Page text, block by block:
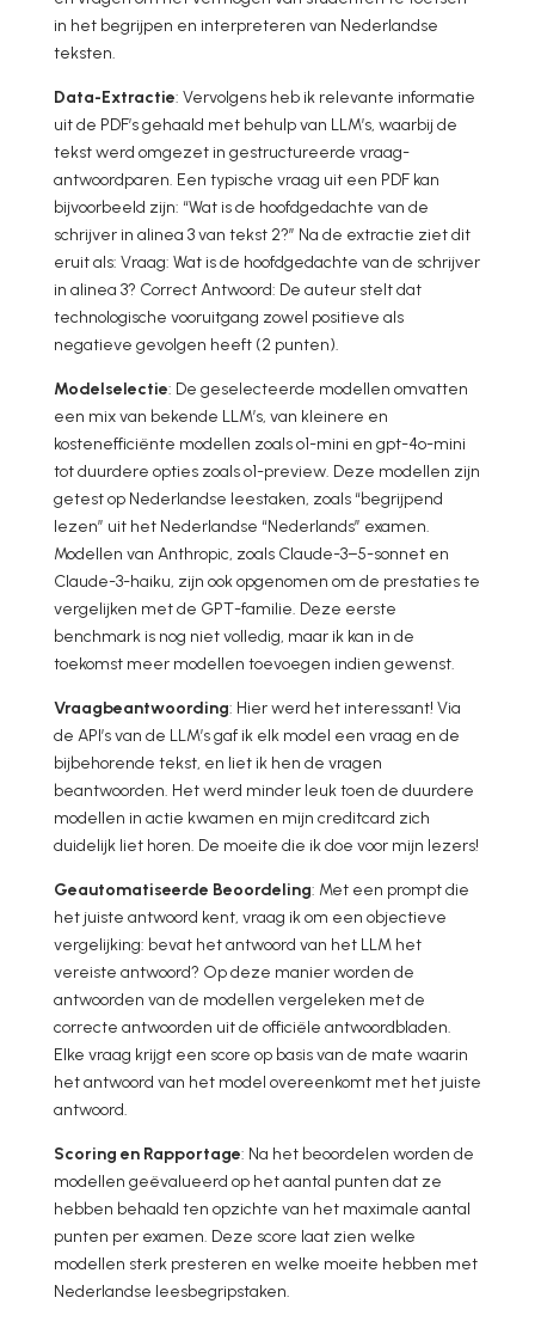
in het begrijpen en interpreteren van Nederlandse
teksten.
Data-Extractie: Vervolgens heb ik relevante informatie
uit de PDF’s gehaald met behulp van LLM’s, waarbij de
tekst werd omgezet in gestructureerde vraag-
antwoordparen. Een typische vraag uit een PDF kan
bijvoorbeeld zijn: “Wat is de hoofdgedachte van de
schrijver in alinea 3 van tekst 2?” Na de extractie ziet dit
eruit als: Vraag: Wat is de hoofdgedachte van de schrijver
in alinea 3? Correct Antwoord: De auteur stelt dat
technologische vooruitgang zowel positieve als
negatieve gevolgen heeft (2 punten).
Modelselectie: De geselecteerde modellen omvatten
een mix van bekende LLM’s, van kleinere en
kostenefficiënte modellen zoals o1-mini en gpt-4o-mini
tot duurdere opties zoals o1-preview. Deze modellen zijn
getest op Nederlandse leestaken, zoals “begrijpend
lezen” uit het Nederlandse “Nederlands” examen.
Modellen van Anthropic, zoals Claude-3–5-sonnet en
Claude-3-haiku, zijn ook opgenomen om de prestaties te
vergelijken met de GPT-familie. Deze eerste
benchmark is nog niet volledig, maar ik kan in de
toekomst meer modellen toevoegen indien gewenst.
Vraagbeantwoording: Hier werd het interessant! Via
de API’s van de LLM’s gaf ik elk model een vraag en de
bijbehorende tekst, en liet ik hen de vragen
beantwoorden. Het werd minder leuk toen de duurdere
modellen in actie kwamen en mijn creditcard zich
duidelijk liet horen. De moeite die ik doe voor mijn lezers!
Geautomatiseerde Beoordeling: Met een prompt die
het juiste antwoord kent, vraag ik om een objectieve
vergelijking: bevat het antwoord van het LLM het
vereiste antwoord? Op deze manier worden de
antwoorden van de modellen vergeleken met de
correcte antwoorden uit de officiële antwoordbladen.
Elke vraag krijgt een score op basis van de mate waarin
het antwoord van het model overeenkomt met het juiste
antwoord.
Scoring en Rapportage: Na het beoordelen worden de
modellen geëvalueerd op het aantal punten dat ze
hebben behaald ten opzichte van het maximale aantal
punten per examen. Deze score laat zien welke
modellen sterk presteren en welke moeite hebben met
Nederlandse leesbegripstaken.